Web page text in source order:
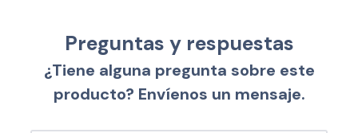
Preguntas y respuestas
¿Tiene alguna pregunta sobre este
producto? Envíenos un mensaje.